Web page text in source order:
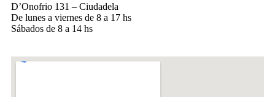
D’Onofrio 131 – Ciudadela
De lunes a viernes de 8 a 17 hs
Sábados de 8 a 14 hs